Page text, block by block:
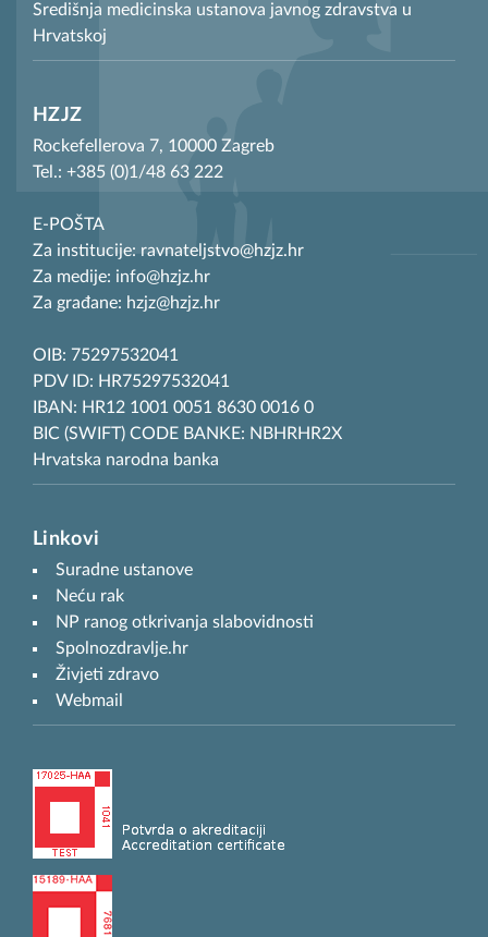
Središnja medicinska ustanova javnog zdravstva u
Hrvatskoj
HZJZ
Rockefellerova 7, 10000 Zagreb
Tel.: +385 (0)1/48 63 222
E-POŠTA
Za institucije: ravnateljstvo@hzjz.hr
Za medije: info@hzjz.hr
Za građane: hzjz@hzjz.hr
OIB: 75297532041
PDV ID: HR75297532041
IBAN: HR12 1001 0051 8630 0016 0
BIC (SWIFT) CODE BANKE: NBHRHR2X
Hrvatska narodna banka
Linkovi
Suradne ustanove
Neću rak
NP ranog otkrivanja slabovidnosti
Spolnozdravlje.hr
Živjeti zdravo
Webmail